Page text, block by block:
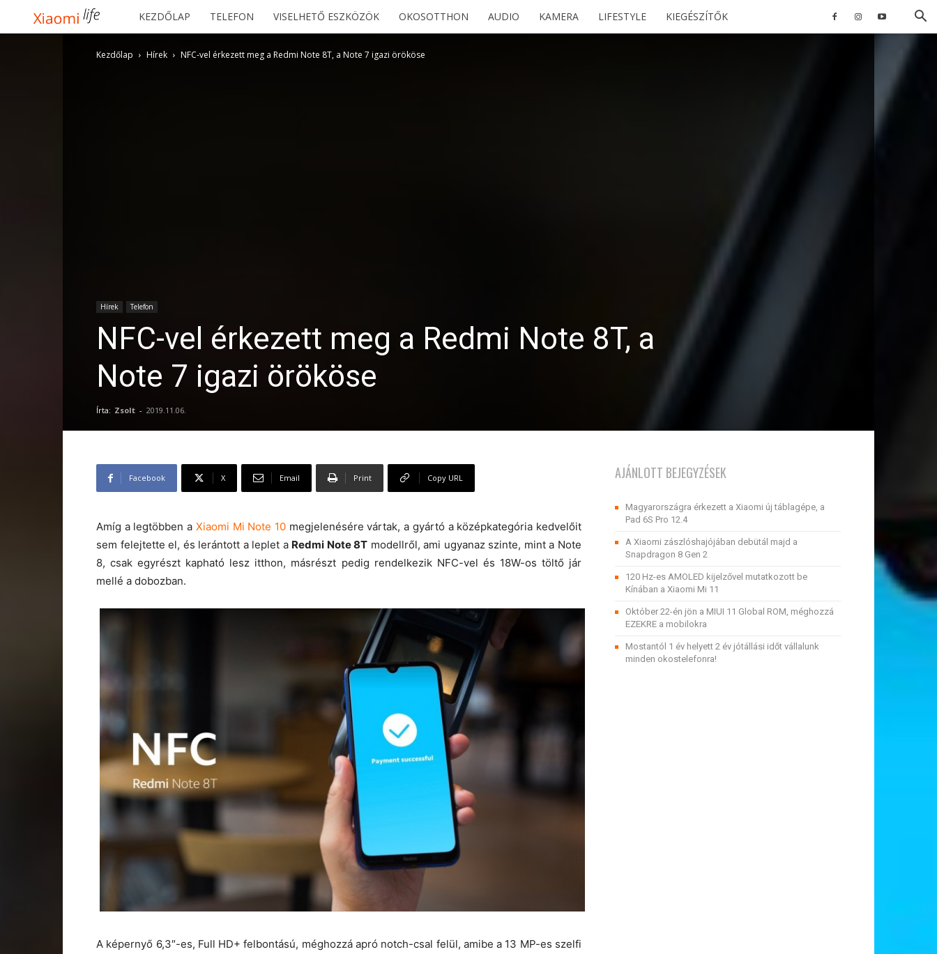
Xiaomilife
KEZDŐLAP TELEFON VISELHETŐ ESZKÖZÖK OKOSOTTHON AUDIO KAMERA LIFESTYLE KIEGÉSZÍTŐK
Kezdőlap Hírek NFC-vel érkezett meg a Redmi Note 8T, a Note 7 igazi örököse
Hírek Telefon
NFC-vel érkezett meg a Redmi Note 8T, a
Note 7 igazi örököse
Írta: Zsolt - 2019.11.06.
Facebook X Email Print Copy URL
Amíg a legtöbben a Xiaomi Mi Note 10 megjelenésére vártak, a gyártó a középkategória kedvelőit
sem felejtette el, és lerántott a leplet a Redmi Note 8T modellről, ami ugyanaz szinte, mint a Note
8, csak egyrészt kapható lesz itthon, másrészt pedig rendelkezik NFC-vel és 18W-os töltő jár
mellé a dobozban.
A képernyő 6,3″-es, Full HD+ felbontású, méghozzá apró notch-csal felül, amibe a 13 MP-es szelfi
AJÁNLOTT BEJEGYZÉSEK
Magyarországra érkezett a Xiaomi új táblagépe, a
Pad 6S Pro 12.4
A Xiaomi zászlóshajójában debütál majd a
Snapdragon 8 Gen 2
120 Hz-es AMOLED kijelzővel mutatkozott be
Kínában a Xiaomi Mi 11
Október 22-én jön a MIUI 11 Global ROM, méghozzá
EZEKRE a mobilokra
Mostantól 1 év helyett 2 év jótállási időt vállalunk
minden okostelefonra!